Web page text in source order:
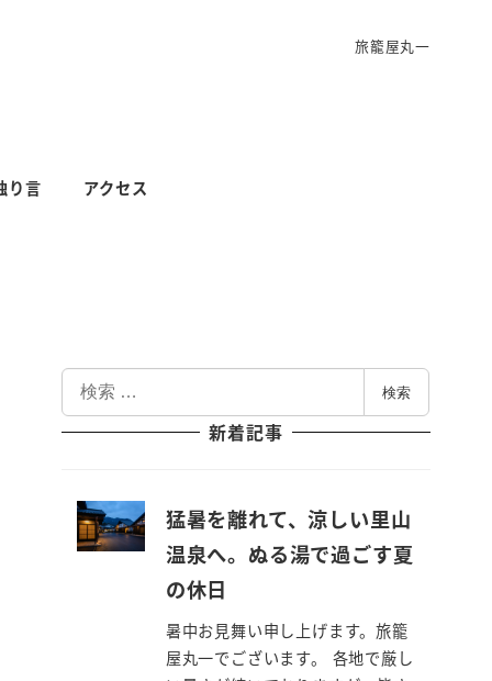
旅籠屋丸一
り言 アクセス
索
検索
新着記事
猛暑を離れて、涼しい里山
温泉へ。ぬる湯で過ごす夏
の休日
暑中お見舞い申し上げます。旅籠
屋丸一でございます。 各地で厳し